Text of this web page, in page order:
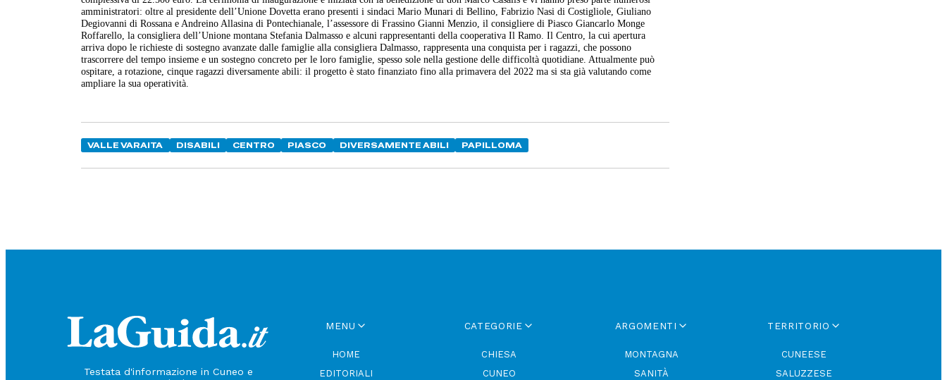
amministratori: oltre al presidente dell’Unione Dovetta erano presenti i sindaci Mario Munari di Bellino, Fabrizio Nasi di Costigliole, Giuliano
Degiovanni di Rossana e Andreino Allasina di Pontechianale, l’assessore di Frassino Gianni Menzio, il consigliere di Piasco Giancarlo Monge
Roffarello, la consigliera dell’Unione montana Stefania Dalmasso e alcuni rappresentanti della cooperativa Il Ramo. Il Centro, la cui apertura
arriva dopo le richieste di sostegno avanzate dalle famiglie alla consigliera Dalmasso, rappresenta una conquista per i ragazzi, che possono
trascorrere del tempo insieme e un sostegno concreto per le loro famiglie, spesso sole nella gestione delle difficoltà quotidiane. Attualmente può
ospitare, a rotazione, cinque ragazzi diversamente abili: il progetto è stato finanziato fino alla primavera del 2022 ma si sta già valutando come
ampliare la sua operatività.
VALLE VARAITA DISABILI CENTRO PIASCO DIVERSAMENTE ABILI PAPILLOMA
Testata d'informazione in Cuneo e
MENU
HOME
EDITORIALI
CATEGORIE
CHIESA
CUNEO
ARGOMENTI
MONTAGNA
SANITÀ
TERRITORIO
CUNEESE
SALUZZESE